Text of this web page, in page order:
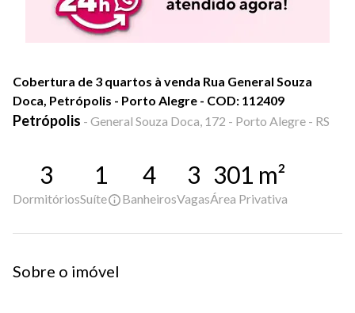
Cobertura de 3 quartos à venda Rua General Souza
Doca, Petrópolis - Porto Alegre - COD: 112409
Petrópolis - General Souza Doca, 172 - Porto Alegre - RS
3
Dormitórios
1
Suíte
4
Banheiros
3
Vagas
301 m²
Área Privativa
Sobre o imóvel